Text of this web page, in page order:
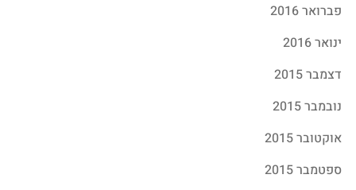
פברואר 2016
ינואר 2016
דצמבר 2015
נובמבר 2015
אוקטובר 2015
ספטמבר 2015